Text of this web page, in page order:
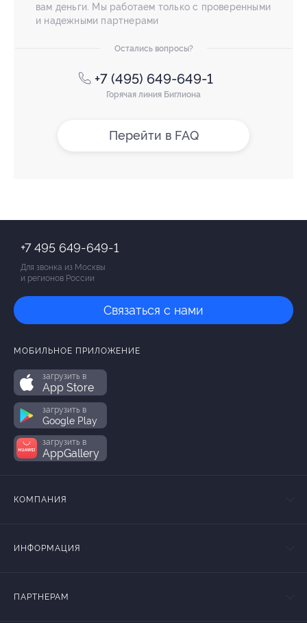
вам деньги. Мы работаем только с проверенными
и надежными партнерами
Остались вопросы?
+7 (495) 649-649-1
Горячая линия Биглиона
Перейти в FAQ
+7 495 649-649-1
Для звонка из Москвы
и регионов России
Связаться с нами
МОБИЛЬНОЕ ПРИЛОЖЕНИЕ
загрузить в
App Store
загрузить в
Google Play
загрузить в
AppGallery
КОМПАНИЯ
ИНФОРМАЦИЯ
ПАРТНЕРАМ